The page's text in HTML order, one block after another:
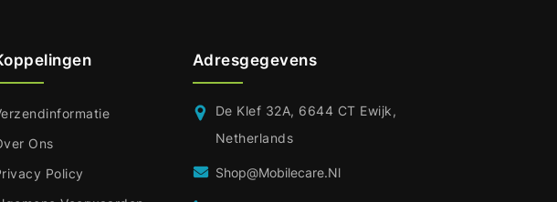
Ons
Policy
Adresgegevens
De Klef 32A, 6644 CT Ewijk,
Netherlands
Shop@mobilecare.nl